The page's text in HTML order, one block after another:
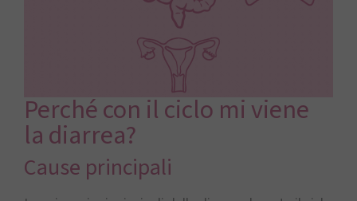
Perché con il ciclo mi viene
la diarrea?
Cause principali